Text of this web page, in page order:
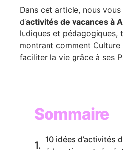
Dans cet article, nous
d’activités de vacances à
ludiques et pédagogiques,
montrant comment Culture
faciliter la vie grâce à ses
Sommaire
10 idées d’activités